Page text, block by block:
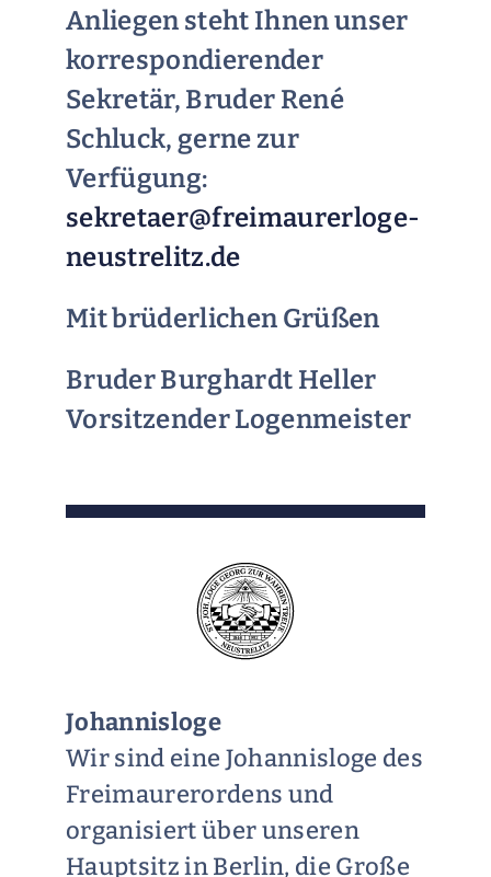
Anliegen steht Ihnen unser
korrespondierender
Sekretär, Bruder René
Schluck, gerne zur
Verfügung:
sekretaer@freimaurerloge-
neustrelitz.de
Mit brüderlichen Grüßen
Bruder Burghardt Heller
Vorsitzender Logenmeister
Johannisloge
Wir sind eine Johannisloge des
Freimaurerordens und
organisiert über unseren
Hauptsitz in Berlin, die Große